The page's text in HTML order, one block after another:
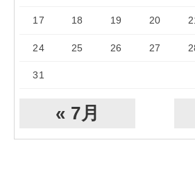
17 18 19 20
24 25 26 27
31
« 7月